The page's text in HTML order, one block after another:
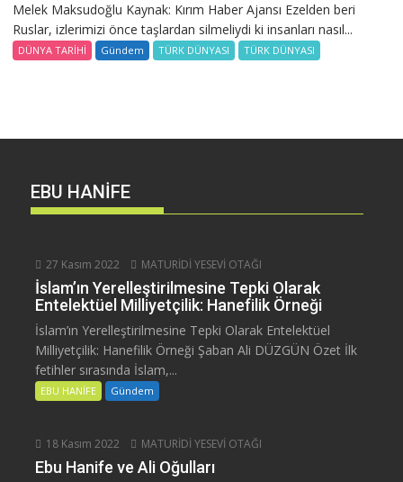
Melek Maksudoğlu Kaynak: Kırım Haber Ajansı Ezelden beri
Ruslar, izlerimizi önce taşlardan silmeliydi ki insanları nasıl...
DÜNYA TARİHİ Gündem TÜRK DÜNYASI TÜRK DÜNYASI
EBU HANİFE
27 Kasım 2022 MATURİDİ YESEVİ OTAĞI
İslam’ın Yerelleştirilmesine Tepki Olarak
Entelektüel Milliyetçilik: Hanefilik Örneği
İslam’ın Yerelleştirilmesine Tepki Olarak Entelektüel
Milliyetçilik: Hanefilik Örneği Şaban Ali DÜZGÜN Özet İlk
fetihler sırasında İslam,...
EBU HANİFE Gündem
18 Kasım 2022 MATURİDİ YESEVİ OTAĞI
Ebu Hanife ve Ali Oğulları